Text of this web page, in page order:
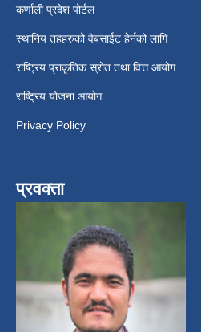
कर्णाली प्रदेश पोर्टल
स्थानिय तहहरुको वेबसाईट हेर्नको लागि
राष्ट्रिय प्राकृतिक स्रोत तथा वित्त आयोग
राष्ट्रिय योजना आयोग
Privacy Policy
प्रवक्ता